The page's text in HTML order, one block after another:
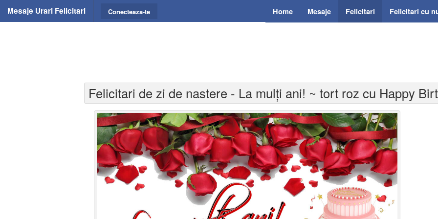
Mesaje Urari Felicitari Home Mesaje Felicitari Felicitari cu
Conecteaza-te
Felicitari de zi de nastere - La mulți ani! ~ tort roz cu Happy